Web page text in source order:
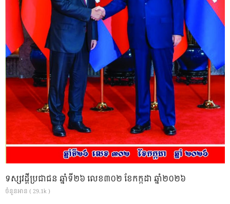
ទស្សវដ្តីប្រជាជន ឆ្នាំទី២៦ លេខ៣០២ ខែកក្កដា ឆ្នាំ២០២៦
ចំនួនអាន ( 29.1k )